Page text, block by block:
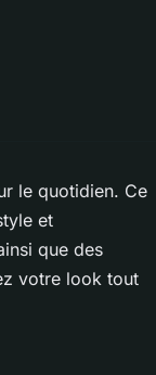
le quotidien. Ce
et
que des
votre look tout